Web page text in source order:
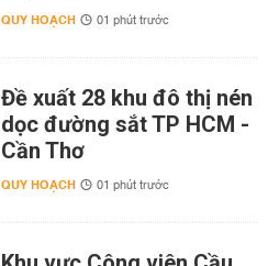
QUY HOẠCH 01 phút trước
Đề xuất 28 khu đô thị nén
dọc đường sắt TP HCM -
Cần Thơ
QUY HOẠCH 01 phút trước